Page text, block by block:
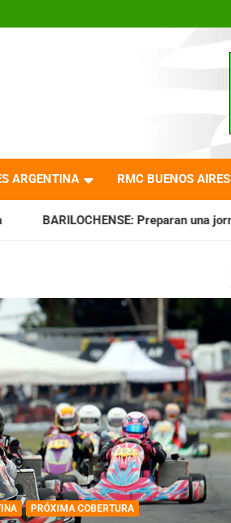
del
ARGENTINA RMC BUENOS AIRES
una jornada a puro espectáculo